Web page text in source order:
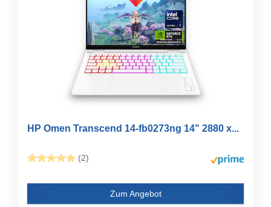
HP Omen Transcend 14-fb0273ng 14" 2880 x...
(2)
Zum Angebot